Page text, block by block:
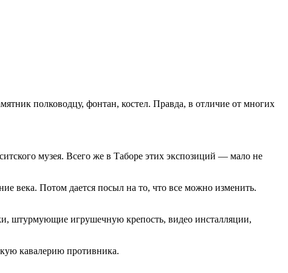
полководцу, фонтан, костел. Правда, в отличие от многих
музея. Всего же в Таборе этих экспозиций — мало не
века. Потом дается посыл на то, что все можно изменить.
штурмующие игрушечную крепость, видео инсталляции,
кавалерию противника.